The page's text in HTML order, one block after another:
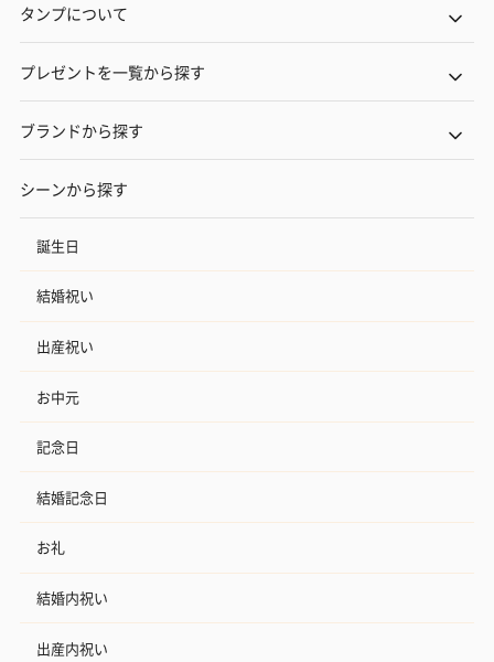
タンプについて
プレゼントを一覧から探す
ブランドから探す
シーンから探す
誕生日
結婚祝い
出産祝い
お中元
記念日
結婚記念日
お礼
結婚内祝い
出産内祝い